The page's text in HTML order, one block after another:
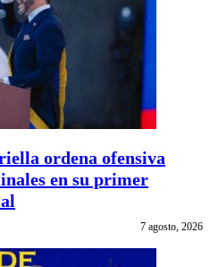
ordena ofensiva
en su primer
7 agosto, 2026